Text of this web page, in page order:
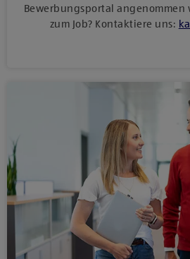
Bewerbungsportal angenommen
zum Job? Kontaktiere uns: